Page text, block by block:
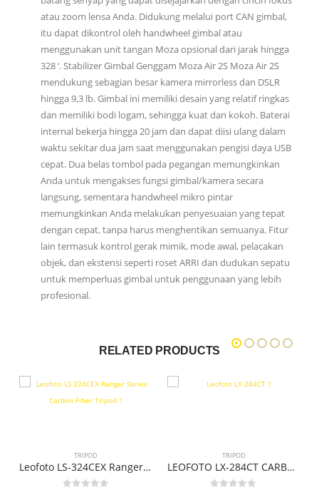
atau zoom lensa Anda. Didukung melalui port CAN gimbal,
itu dapat dikontrol oleh handwheel gimbal atau
menggunakan unit tangan Moza opsional dari jarak hingga
328 ‘. Stabilizer Gimbal Genggam Moza Air 2S Moza Air 2S
mendukung sebagian besar kamera mirrorless dan DSLR
hingga 9,3 lb. Gimbal ini memiliki desain yang relatif ringkas
dan memiliki bodi logam, sehingga kuat dan kokoh. Baterai
internal bekerja hingga 20 jam dan dapat diisi ulang dalam
waktu sekitar dua jam saat menggunakan pengisi daya USB
cepat. Dua belas tombol pada pegangan memungkinkan
Anda untuk mengakses fungsi gimbal/kamera secara
langsung, sementara handwheel mikro pintar
memungkinkan Anda melakukan penyesuaian yang tepat
dengan cepat, tanpa harus menghentikan semuanya. Fitur
lain termasuk kontrol gerak mimik, mode awal, pelacakan
objek, dan ekstensi seperti roset ARRI dan dudukan sepatu
untuk memperluas gimbal untuk penggunaan yang lebih
profesional.
RELATED PRODUCTS
TRIPOD
Leofoto LS-324CEX Ranger Series Carbon Fiber Tripod
TRIPOD
LEOFOTO LX-284CT CARBON FIBER TRIPOD